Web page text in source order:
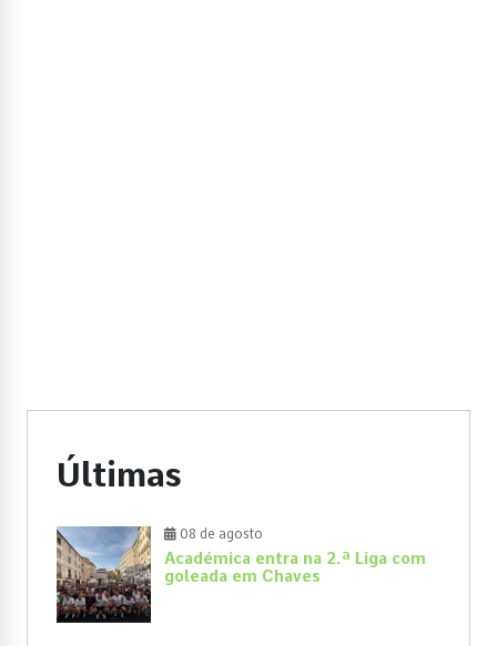
Últimas
08 de agosto
Académica entra na 2.ª Liga com
goleada em Chaves